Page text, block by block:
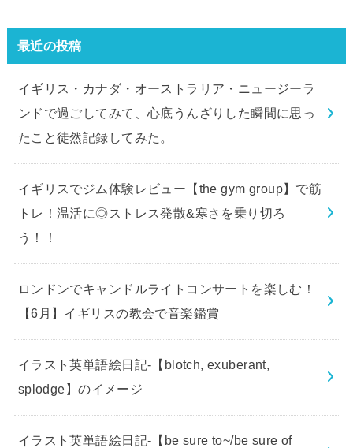
最近の投稿
イギリス・カナダ・オーストラリア・ニュージーラ
ンドで過ごしてみて、心底うんざりした瞬間に思っ
たこと徒然記録してみた。
イギリスでジム体験レビュー【the gym group】で筋
トレ！温活に◎ストレス発散&寒さを乗り切ろ
う！！
ロンドンでキャンドルライトコンサートを楽しむ！
【6月】イギリスの教会で音楽鑑賞
イラスト英単語絵日記-【blotch, exuberant,
splodge】のイメージ
イラスト英単語絵日記-【be sure to~/be sure of